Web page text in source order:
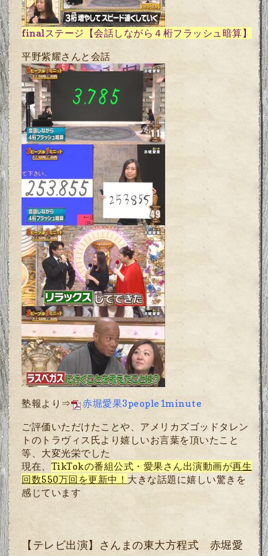
finalステージ【会話しながら４桁フラッシュ暗算】
平野紫耀さんと会話
塾報より⇒
赤堀愛果3people1minute
ご評価いただけたことや、アメリカズゴッドタレン
トのトラヴィス氏より嬉しいお言葉を頂いたこと
等、大変光栄でした
現在、 TikTokの番組公式・愛果さん出演動画が再生
回数550万回を更新中！ 大きな話題に嬉しい驚きを
感じています
【テレビ出演】さんまの東大方程式 赤堀愛